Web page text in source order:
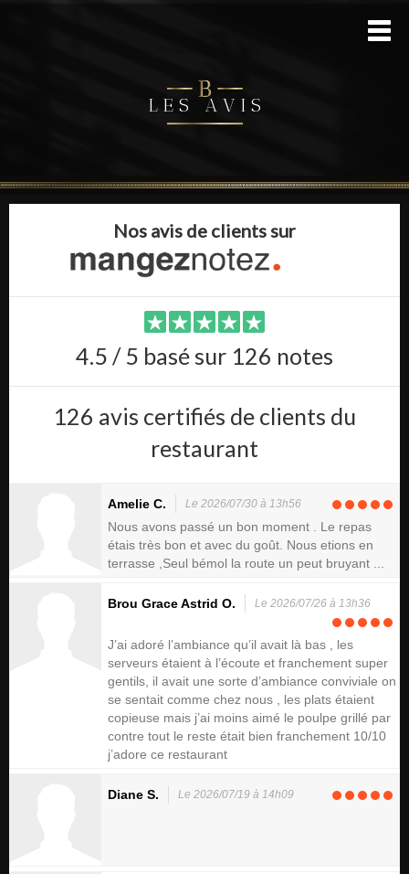
L E S A V I S
Nos avis de clients sur
4.5 / 5 basé sur 126 notes
126 avis certifiés de clients du
restaurant
Amelie C. Le 2026/07/30 à 13h56
Nous avons passé un bon moment . Le repas
étais très bon et avec du goût. Nous etions en
terrasse ,Seul bémol la route un peut bruyant ...
Brou Grace Astrid O. Le 2026/07/26 à 13h36
J’ai adoré l’ambiance qu’il avait là bas , les
serveurs étaient à l’écoute et franchement super
gentils, il avait une sorte d’ambiance conviviale on
se sentait comme chez nous , les plats étaient
copieuse mais j’ai moins aimé le poulpe grillé par
contre tout le reste était bien franchement 10/10
j’adore ce restaurant
Diane S. Le 2026/07/19 à 14h09